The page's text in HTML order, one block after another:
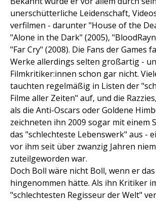
unerschütterliche Leidenschaft,
verfilmen - darunter "House of the
"Alone in the Dark" (2005),
"Far Cry" (2008). Die Fans der Games
Werke allerdings selten großartig -
Filmkritiker:innen schon gar nicht.
tauchten regelmäßig in Listen der
Filme aller Zeiten" auf, und die
als die Anti-Oscars oder Goldene
zeichneten ihn 2009 sogar mit einem
das "schlechteste Lebenswerk" aus -
vor ihm seit über zwanzig Jahren
zuteilgeworden war.
Doch Boll wäre nicht Boll, wenn er
hingenommen hätte. Als ihn Kritiker
"schlechtesten Regisseur der Welt"